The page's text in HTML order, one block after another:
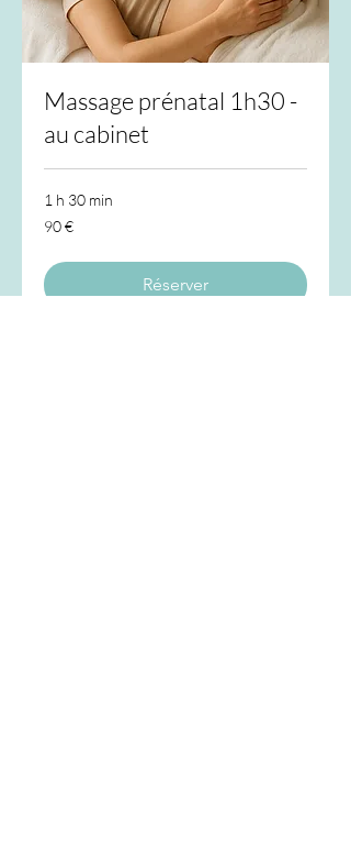
Massage prénatal 1h30 -
au cabinet
1 h 30 min
90
euros
90 €
Réserver